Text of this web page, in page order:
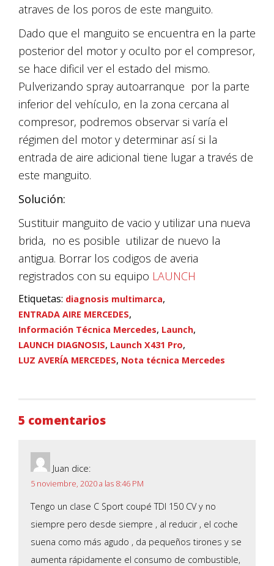
atraves de los poros de este manguito.
Dado que el manguito se encuentra en la parte
posterior del motor y oculto por el compresor,
se hace dificil ver el estado del mismo.
Pulverizando spray autoarranque por la parte
inferior del vehículo, en la zona cercana al
compresor, podremos observar si varía el
régimen del motor y determinar así si la
entrada de aire adicional tiene lugar a través de
este manguito.
Solución:
Sustituir manguito de vacio y utilizar una nueva
brida, no es posible utilizar de nuevo la
antigua. Borrar los codigos de averia
registrados con su equipo LAUNCH
Etiquetas: diagnosis multimarca,
ENTRADA AIRE MERCEDES,
Información Técnica Mercedes, Launch,
LAUNCH DIAGNOSIS, Launch X431 Pro,
LUZ AVERÍA MERCEDES, Nota técnica Mercedes
5 comentarios
Juan dice:
5 noviembre, 2020 a las 8:46 PM
Tengo un clase C Sport coupé TDI 150 CV y no
siempre pero desde siempre , al reducir , el coche
suena como más agudo , da pequeños tirones y se
aumenta rápidamente el consumo de combustible,